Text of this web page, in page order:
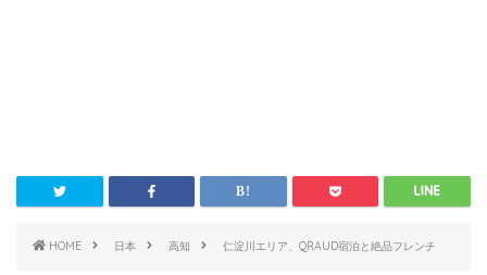
HOME 日本 高知 仁淀川エリア、QRAUD宿泊と絶品フレンチ